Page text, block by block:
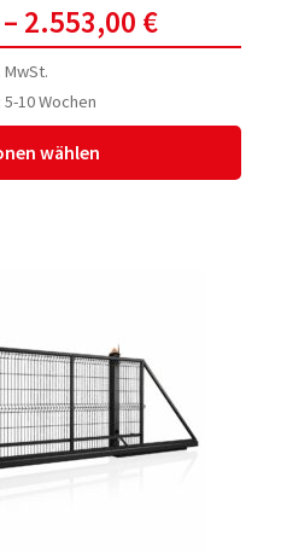
– 2.553,00 €
MwSt.
5-10 Wochen
wählen